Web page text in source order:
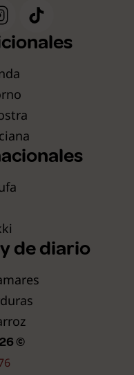
de diario
©